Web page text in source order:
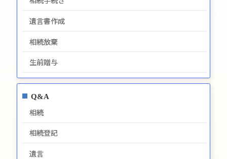
遺言書作成
相続放棄
生前贈与
Q&A
相続
相続登記
遺言